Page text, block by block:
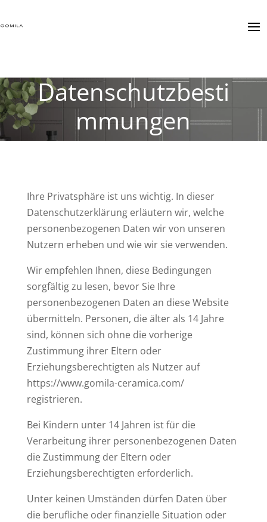
Datenschutzbesti
mmungen
Ihre Privatsphäre ist uns wichtig. In dieser
Datenschutzerklärung erläutern wir, welche
personenbezogenen Daten wir von unseren
Nutzern erheben und wie wir sie verwenden.
Wir empfehlen Ihnen, diese Bedingungen
sorgfältig zu lesen, bevor Sie Ihre
personenbezogenen Daten an diese Website
übermitteln. Personen, die älter als 14 Jahre
sind, können sich ohne die vorherige
Zustimmung ihrer Eltern oder
Erziehungsberechtigten als Nutzer auf
https://www.gomila-ceramica.com/
registrieren.
Bei Kindern unter 14 Jahren ist für die
Verarbeitung ihrer personenbezogenen Daten
die Zustimmung der Eltern oder
Erziehungsberechtigten erforderlich.
Unter keinen Umständen dürfen Daten über
die berufliche oder finanzielle Situation oder